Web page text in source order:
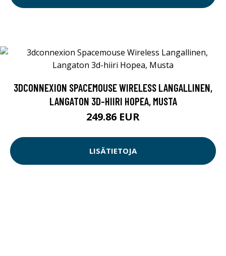
3DCONNEXION SPACEMOUSE WIRELESS LANGALLINEN,
LANGATON 3D-HIIRI HOPEA, MUSTA
249.86 EUR
LISÄTIETOJA